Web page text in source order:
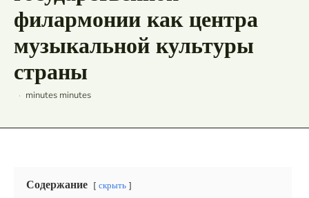
По городам
Страны
Россия
Беларусь
Исландия
Эквадор
филармонии как центра
музыкальной культуры
страны
minutes minutes
Содержание скрыть